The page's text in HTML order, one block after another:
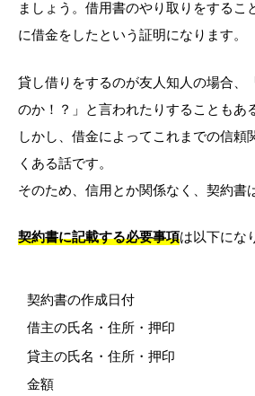
ましょう。借用書のやり取りをするこ
に借金をしたという証明になります。
貸し借りをするのが友人知人の場合、
のか！？」と言われたりすることもあ
しかし、借金によってこれまでの信頼
くある話です。
そのため、信用とか関係なく、契約書
契約書に記載する必要事項は以下にな
契約書の作成日付
借主の氏名・住所・押印
貸主の氏名・住所・押印
金額